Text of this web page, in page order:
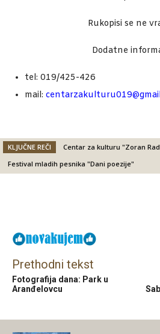
Rukopisi se ne
Dodatne
tel: 019/425-426
mail:
KLJUČNE REČI
Centar za kulturu "Zoran
Festival mladih pesnika "Dani poezije"
Prethodni tekst
Fotografija dana: Park u
Aranđelovcu